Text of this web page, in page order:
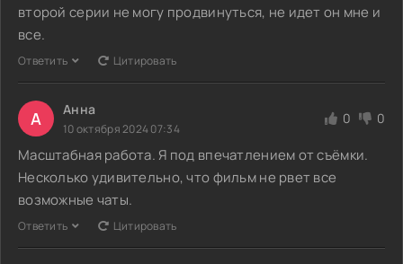
второй серии не могу продвинуться, не идет он мне и
все.
Ответить Цитировать
А Анна
10 октября 2024 07:34
0 0
Масштабная работа. Я под впечатлением от съёмки.
Несколько удивительно, что фильм не рвет все
возможные чаты.
Ответить Цитировать